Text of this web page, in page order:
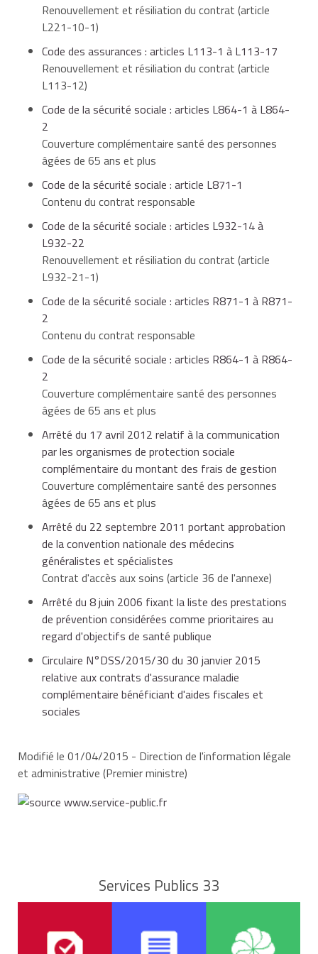
Homéopathie
de prise en
Hospitalisation
journalier
sans
de durée
modérateur
Optique
Ticket
modérateur
Renouvellement et résiliation du contrat (article
L221-10-1)
Code des assurances : articles L113-1 à L113-17
Renouvellement et résiliation du contrat (article
L113-12)
Code de la sécurité sociale : articles L864-1 à L864-
2
Couverture complémentaire santé des personnes
âgées de 65 ans et plus
Code de la sécurité sociale : article L871-1
Contenu du contrat responsable
Code de la sécurité sociale : articles L932-14 à
L932-22
Renouvellement et résiliation du contrat (article
L932-21-1)
Code de la sécurité sociale : articles R871-1 à R871-
2
Contenu du contrat responsable
Code de la sécurité sociale : articles R864-1 à R864-
2
Couverture complémentaire santé des personnes
âgées de 65 ans et plus
Arrêté du 17 avril 2012 relatif à la communication
par les organismes de protection sociale
complémentaire du montant des frais de gestion
Couverture complémentaire santé des personnes
âgées de 65 ans et plus
Arrêté du 22 septembre 2011 portant approbation
de la convention nationale des médecins
généralistes et spécialistes
Contrat d'accès aux soins (article 36 de l'annexe)
Arrêté du 8 juin 2006 fixant la liste des prestations
de prévention considérées comme prioritaires au
regard d'objectifs de santé publique
Circulaire N°DSS/2015/30 du 30 janvier 2015
relative aux contrats d'assurance maladie
complémentaire bénéficiant d'aides fiscales et
sociales
Modifié le 01/04/2015 - Direction de l'information légale
et administrative (Premier ministre)
Services Publics 33